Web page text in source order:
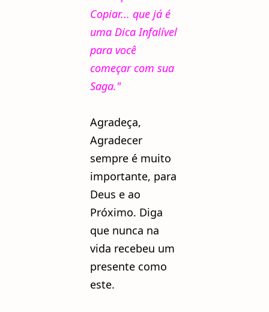
Copiar... que já é
uma Dica Infalível
para você
começar com sua
Saga."
Agradeça,
Agradecer
sempre é muito
importante, para
Deus e ao
Próximo. Diga
que nunca na
vida recebeu um
presente como
este.